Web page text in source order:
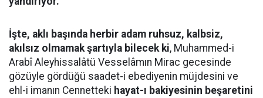
İşte, aklı başında herbir adam ruhsuz, kalbsiz,
akılsız olmamak şartıyla bilecek ki, Muhammed-i
Arabî Aleyhissalâtü Vesselâmın Mirac gecesinde
gözüyle gördüğü saadet-i ebediyenin müjdesini ve
ehl-i imanın Cennetteki hayat-ı bakiyesinin beşaretini